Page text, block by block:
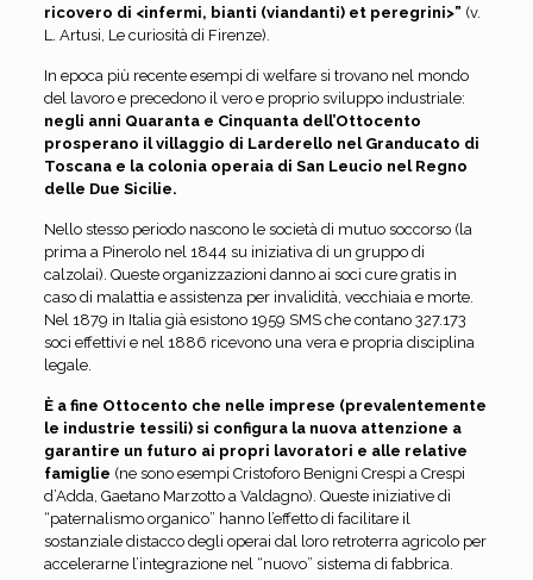
ricovero di <infermi, bianti (viandanti) et peregrini>” (v.
L. Artusi, Le curiosità di Firenze).
In epoca più recente esempi di welfare si trovano nel mondo
del lavoro e precedono il vero e proprio sviluppo industriale:
negli anni Quaranta e Cinquanta dell’Ottocento
prosperano il villaggio di Larderello nel Granducato di
Toscana e la colonia operaia di San Leucio nel Regno
delle Due Sicilie.
Nello stesso periodo nascono le società di mutuo soccorso (la
prima a Pinerolo nel 1844 su iniziativa di un gruppo di
calzolai). Queste organizzazioni danno ai soci cure gratis in
caso di malattia e assistenza per invalidità, vecchiaia e morte.
Nel 1879 in Italia già esistono 1959 SMS che contano 327.173
soci effettivi e nel 1886 ricevono una vera e propria disciplina
legale.
È a fine Ottocento che nelle imprese (prevalentemente
le industrie tessili) si configura la nuova attenzione a
garantire un futuro ai propri lavoratori e alle relative
famiglie (ne sono esempi Cristoforo Benigni Crespi a Crespi
d’Adda, Gaetano Marzotto a Valdagno). Queste iniziative di
“paternalismo organico” hanno l’effetto di facilitare il
sostanziale distacco degli operai dal loro retroterra agricolo per
accelerarne l’integrazione nel “nuovo” sistema di fabbrica.